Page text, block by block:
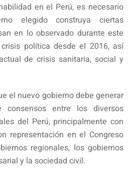
en el Perú, es necesario
elegido construya ciertas
en lo observado durante este
política desde el 2016, así
de crisis sanitaria, social y
el nuevo gobierno debe generar
entre los diversos
del Perú, principalmente con
representación en el Congreso
regionales, los gobiernos
y la sociedad civil.